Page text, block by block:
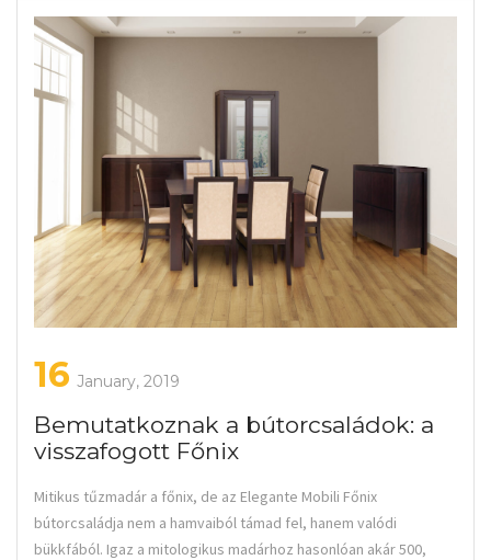
16 January, 2019
Bemutatkoznak a bútorcsaládok: a
visszafogott Főnix
Mitikus tűzmadár a főnix, de az Elegante Mobili Főnix
bútorcsaládja nem a hamvaiból támad fel, hanem valódi
bükkfából. Igaz a mitologikus madárhoz hasonlóan akár 500,